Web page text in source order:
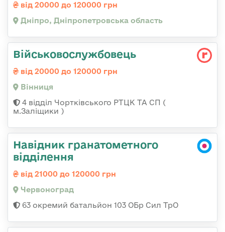
від 20000 до 120000 грн
Дніпро, Дніпропетровська область
Військовослужбовець
від 20000 до 120000 грн
Вінниця
4 відділ Чортківського РТЦК ТА СП (
м.Заліщики )
Навідник гранатометного
відділення
від 21000 до 120000 грн
Червоноград
63 окремий батальйон 103 ОБр Сил ТрО